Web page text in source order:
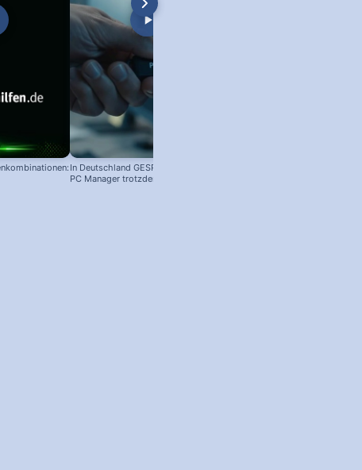
In Deutschland GESPERRT: Microsoft
PC Manager trotzdem installieren